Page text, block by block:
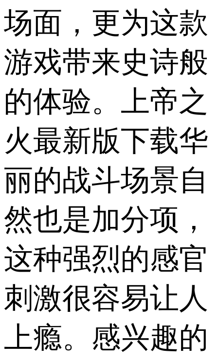
场面，更为这款
游戏带来史诗般
的体验。上帝之
火最新版下载华
丽的战斗场景自
然也是加分项，
这种强烈的感官
刺激很容易让人
上瘾。感兴趣的